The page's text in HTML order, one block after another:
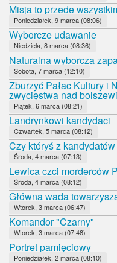
Misja to przede
Poniedziałek, 9 marca (08:06)
Wyborcze udawanie
Niedziela, 8 marca (08:36)
Naturalna wyborcza
Sobota, 7 marca (12:10)
Zburzyć Pałac Kultury i
zwycięstwa nad
Piątek, 6 marca (08:21)
Landrynkowi kandydaci
Czwartek, 5 marca (08:12)
Czy któryś z
Środa, 4 marca (07:13)
Lewica czci morderców
Środa, 4 marca (08:12)
Główna wada
Wtorek, 3 marca (06:47)
Komandor "Czarny"
Wtorek, 3 marca (07:48)
Portret pamięciowy
Poniedziałek, 2 marca (08:10)